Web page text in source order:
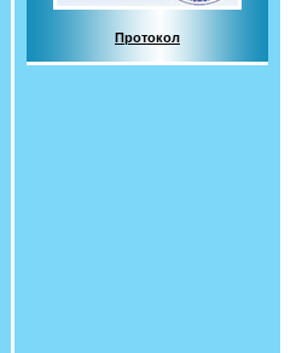
Протокол